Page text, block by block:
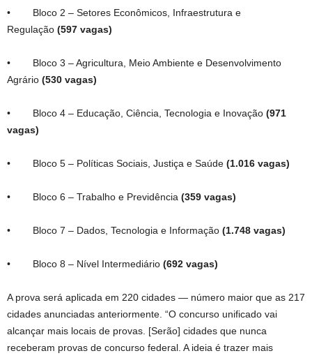
• Bloco 2 – Setores Econômicos, Infraestrutura e
Regulação (597 vagas)
• Bloco 3 – Agricultura, Meio Ambiente e Desenvolvimento
Agrário (530 vagas)
• Bloco 4 – Educação, Ciência, Tecnologia e Inovação (971
vagas)
• Bloco 5 – Políticas Sociais, Justiça e Saúde (1.016 vagas)
• Bloco 6 – Trabalho e Previdência (359 vagas)
• Bloco 7 – Dados, Tecnologia e Informação (1.748 vagas)
• Bloco 8 – Nível Intermediário (692 vagas)
A prova será aplicada em 220 cidades — número maior que as 217
cidades anunciadas anteriormente. “O concurso unificado vai
alcançar mais locais de provas. [Serão] cidades que nunca
receberam provas de concurso federal. A ideia é trazer mais